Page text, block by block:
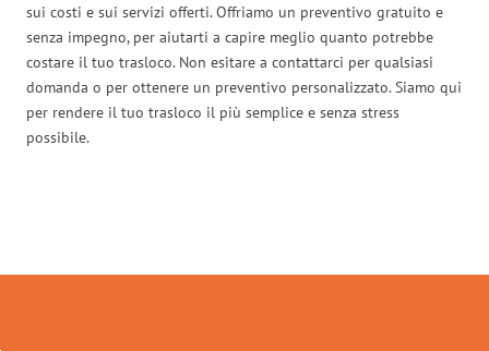
sui costi e sui servizi offerti. Offriamo un preventivo gratuito e
senza impegno, per aiutarti a capire meglio quanto potrebbe
costare il tuo trasloco. Non esitare a contattarci per qualsiasi
domanda o per ottenere un preventivo personalizzato. Siamo qui
per rendere il tuo trasloco il più semplice e senza stress
possibile.